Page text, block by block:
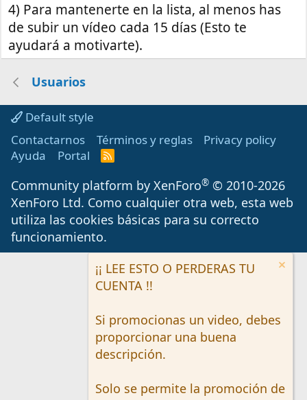
4) Para mantenerte en la lista, al menos has
de subir un vídeo cada 15 días (Esto te
ayudará a motivarte).
Usuarios
Default style
Contactarnos
Términos y reglas
Privacy policy
Ayuda
Portal
R
S
Community platform by XenForo® © 2010-2026
XenForo Ltd. Como cualquier otra web, esta web
utiliza las cookies básicas para su correcto
funcionamiento.
¡¡ LEE ESTO O PERDERAS TU
CUENTA !!
Si promocionas un video, debes
proporcionar una buena
descripción.
Solo se permite la promoción de